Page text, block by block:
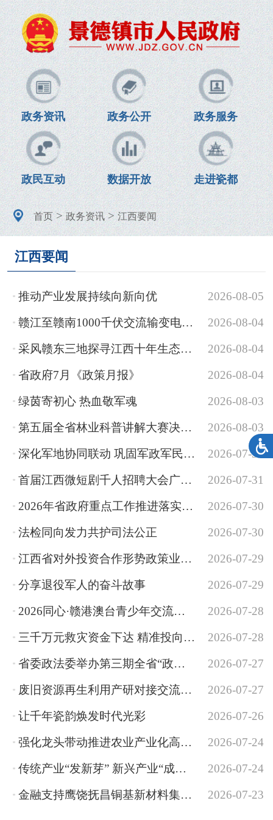
政务资讯 政务公开 政务服务
政民互动 数据开放 走进瓷都
首页>政务资讯>江西要闻
江西要闻
2026-08-05
推动产业发展持续向新向优
2026-08-04
赣江至赣南1000千伏交流输变电工程获核准
2026-08-04
采风赣东三地探寻江西十年生态建设成效
2026-08-04
省政府7月《政策月报》
2026-08-03
绿茵寄初心 热血敬军魂
2026-08-03
第五届全省林业科普讲解大赛决赛举行
2026-07-31
深化军地协同联动 巩固军政军民团结 推动国防动员和后备力量建设高质量发展
2026-07-31
首届江西微短剧千人招聘大会广电专场举办
2026-07-30
2026年省政府重点工作推进落实会议召开
2026-07-30
法检同向发力共护司法公正
2026-07-29
江西省对外投资合作形势政策业务专题培训班开班
2026-07-29
分享退役军人的奋斗故事
2026-07-28
2026同心·赣港澳台青少年交流活动在昌启动
2026-07-28
三千万元救灾资金下达 精准投向应急抢险和受灾群众救助
2026-07-27
省委政法委举办第三期全省“政法大讲堂”
2026-07-27
废旧资源再生利用产研对接交流会举行
2026-07-26
让千年瓷韵焕发时代光彩
2026-07-24
强化龙头带动推进农业产业化高质量发展
2026-07-24
传统产业“发新芽” 新兴产业“成大树”
2026-07-23
金融支持鹰饶抚昌铜基新材料集群高质量发展暨民营企业产融对接会召开